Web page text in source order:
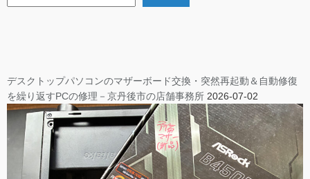
デスクトップパソコンのマザーボード交換・突然再起動＆自動修復
を繰り返すPCの修理－京丹後市の店舗事務所 2026-07-02